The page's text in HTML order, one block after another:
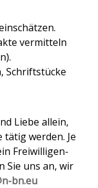
vermitteln
Schriftstücke
Liebe allein,
werden. Je
Freiwilligen-
Sie uns an, wir
bn.eu